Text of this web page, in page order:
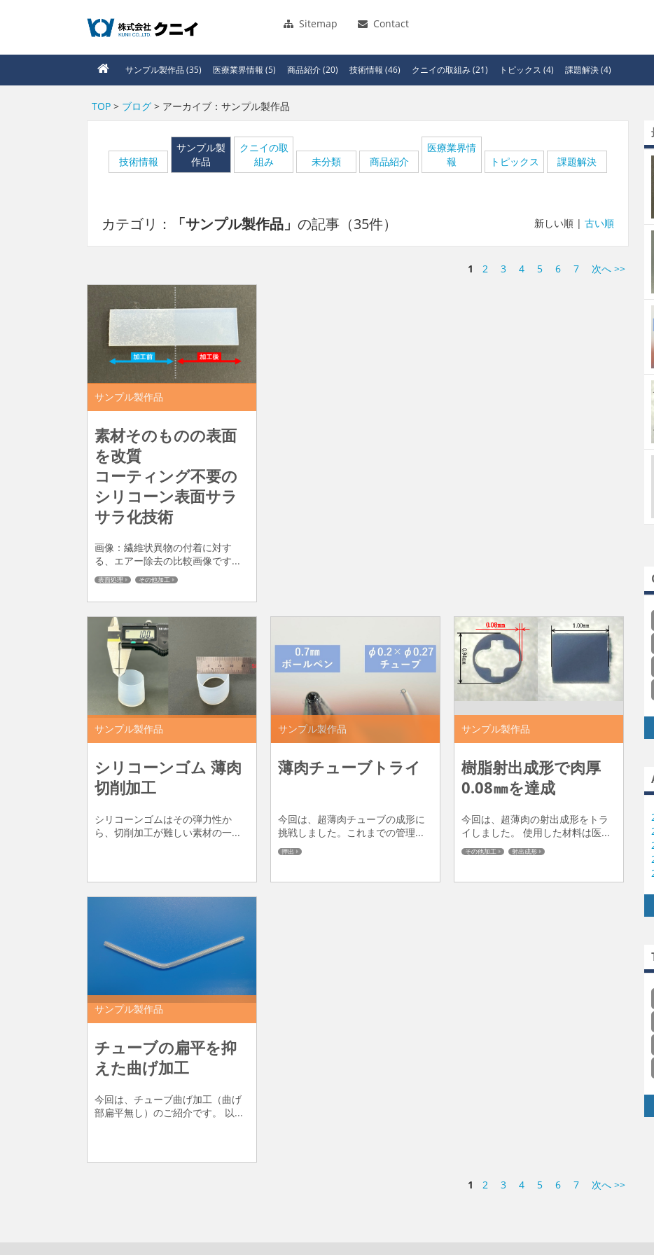
Sitemap Contact
サンプル製作品 (35) 医療業界情報 (5) 商品紹介 (20) 技術情報 (46) クニイの取組み (21) トピックス (4) 課題解決 (4)
TOP > ブログ > アーカイブ：サンプル製作品
技術情報
サンプル製
作品
クニイの取
組み
未分類 商品紹介
医療業界情
報
トピックス 課題解決
カテゴリ： 「サンプル製作品」 の記事（35件） 新しい順 |古い順
1 2 3 4 5 6 7 次へ >>
サンプル製作品
素材そのものの表面
を改質
コーティング不要の
シリコーン表面サラ
サラ化技術
画像：繊維状異物の付着に対す
る、エアー除去の比較画像です...
表面処理 その他加工
サンプル製作品
シリコーンゴム 薄肉
切削加工
シリコーンゴムはその弾力性か
ら、切削加工が難しい素材の一...
サンプル製作品
薄肉チューブトライ
今回は、超薄肉チューブの成形に
挑戦しました。これまでの管理...
押出
サンプル製作品
樹脂射出成形で肉厚
0.08㎜を達成
今回は、超薄肉の射出成形をトラ
イしました。 使用した材料は医...
その他加工 射出成形
サンプル製作品
チューブの扁平を抑
えた曲げ加工
今回は、チューブ曲げ加工（曲げ
部扁平無し）のご紹介です。 以...
1 2 3 4 5 6 7 次へ >>